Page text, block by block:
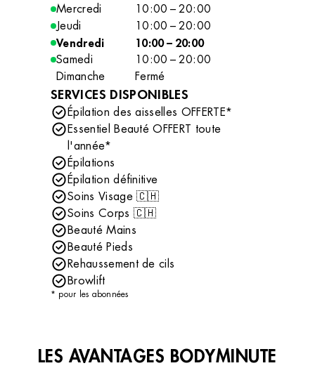
Mercredi
10:00 – 20:00
Jeudi
10:00 – 20:00
Vendredi
10:00 – 20:00
Samedi
10:00 – 20:00
Dimanche
Fermé
SERVICES DISPONIBLES
Épilation des aisselles OFFERTE*
Essentiel Beauté OFFERT toute
l'année*
Épilations
Épilation définitive
Soins Visage 🇨🇭
Soins Corps 🇨🇭
Beauté Mains
Beauté Pieds
Rehaussement de cils
Browlift
* pour les abonnées
LES AVANTAGES BODYMINUTE